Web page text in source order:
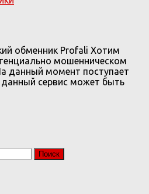
обменник Profali Хотим
мошенническом
данный момент поступает
сервис может быть